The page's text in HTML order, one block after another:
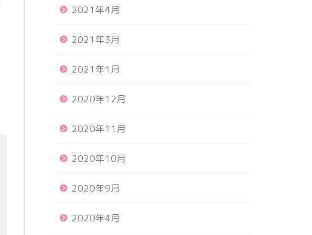
2021年4月
2021年3月
2021年1月
2020年12月
2020年11月
2020年10月
2020年9月
2020年4月